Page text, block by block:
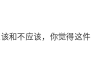
和不应该，你觉得这件